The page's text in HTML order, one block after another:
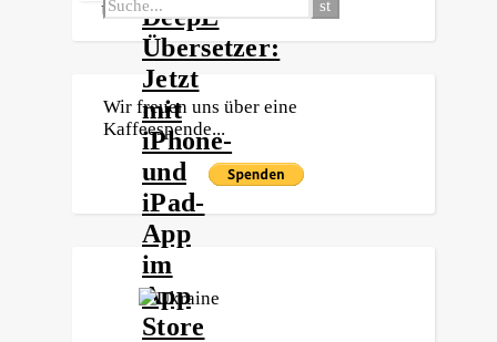
DeepL
Übersetzer:
Jetzt
mit
iPhone-
und
iPad-
App
im
App
Store
Wir freuen uns über eine
Kaffeespende...